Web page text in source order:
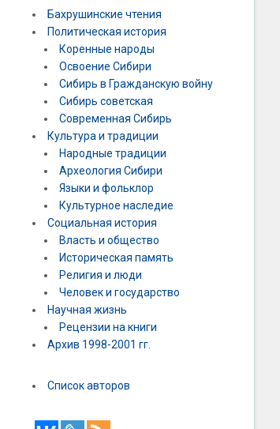
Бахрушинские чтения
Политическая история
Коренные народы
Освоение Сибири
Сибирь в Гражданскую войну
Сибирь советская
Современная Сибирь
Культура и традиции
Народные традиции
Археология Сибири
Языки и фольклор
Культурное наследие
Социальная история
Власть и общество
Историческая память
Религия и люди
Человек и государство
Научная жизнь
Рецензии на книги
Архив 1998-2001 гг.
Список авторов